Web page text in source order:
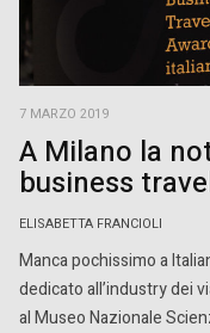
7 MARZO 2019
A Milano la
business
ELISABETTA FRANCIOLI
Manca pochissimo a
dedicato all’industry dei
al Museo Nazionale